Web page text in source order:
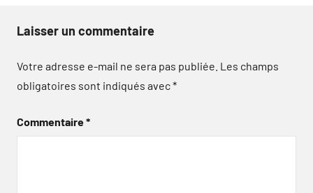
Laisser un commentaire
Votre adresse e-mail ne sera pas publiée. Les champs
obligatoires sont indiqués avec*
Commentaire*